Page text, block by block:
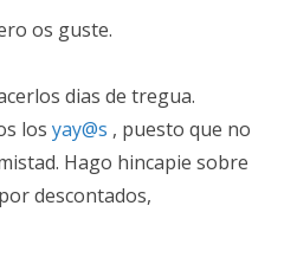
os guste.
dias de tregua.
los yay@s , puesto que no
Hago hincapie sobre
descontados,